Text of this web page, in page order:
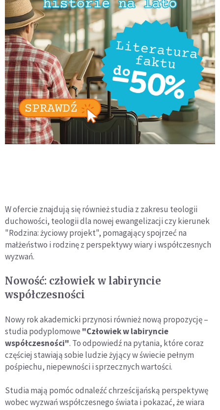
W ofercie znajdują się również studia z zakresu teologii
duchowości, teologii dla nowej ewangelizacji czy kierunek
"Rodzina: życiowy projekt", pomagający spojrzeć na
małżeństwo i rodzinę z perspektywy wiary i współczesnych
wyzwań.
Nowość: człowiek w labiryncie
współczesności
Nowy rok akademicki przynosi również nową propozycję –
studia podyplomowe "Człowiek w labiryncie
współczesności". To odpowiedź na pytania, które coraz
częściej stawiają sobie ludzie żyjący w świecie pełnym
pośpiechu, niepewności i sprzecznych wartości.
Studia mają pomóc odnaleźć chrześcijańską perspektywę
wobec wyzwań współczesnego świata i pokazać, że wiara